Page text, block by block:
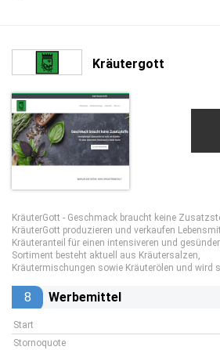
Kräutergott
KräuterGott - Geschmack braucht keine
KräuterGott produzieren und verkaufen
Kräuteranteil für einen intensiveren und
Sortiment besteht aktuell aus Kräutersalzen,
Kräutermischungen sowie Kräuterölen und wird
8 Werbemittel
Start
Stornoquote